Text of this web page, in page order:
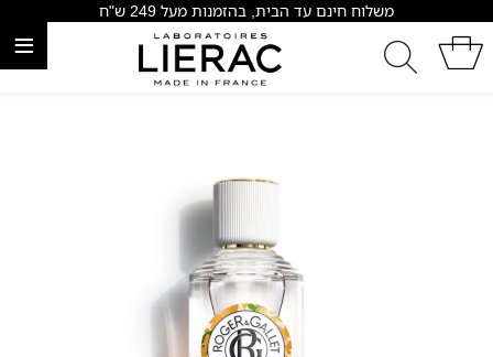
משלוח חינם עד הבית, בהזמנות מעל 249 ש"ח
≡